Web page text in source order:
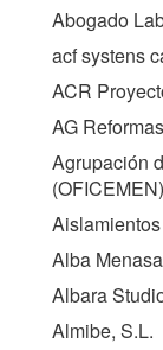
Abogado
acf systens
ACR
AG Reformas
Agrupación
(OFICEMEN)
Alba
Albara
Almibe, S.L.